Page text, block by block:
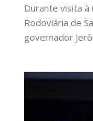
Durante visita à
Rodoviária de
governador